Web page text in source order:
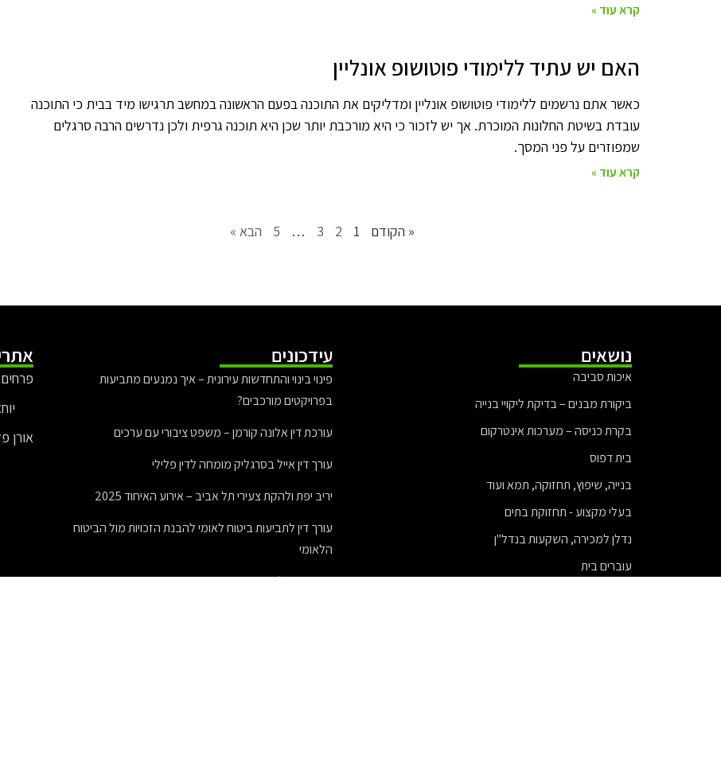
קרא עוד »
האם יש עתיד ללימודי פוטושופ אונליין
כאשר אתם נרשמים ללימודי פוטושופ אונליין ומדליקים את התוכנה בפעם הראשונה במחשב תרגישו מיד בבית כי התוכנה
עובדת בשיטת החלונות המוכרת. אך יש לזכור כי היא מורכבת יותר שכן היא תוכנה גרפית ולכן נדרשים הרבה סרגלים
שמפוזרים על פני המסך.
קרא עוד »
« הקודם 1
2
3
…
5 הבא »
נושאים
איכות סביבה
ביקורת מבנים – בדיקת ליקויי בנייה
בקרת כניסה – מערכות אינטרקום
בית דפוס
בנייה, שיפוץ, תחזוקה, תמא ועוד
בעלי מקצוע - תחזוקת בתים
נדלן למכירה, השקעות בנדל"ן
עוברים בית
עידכונים
פינוי בינוי והתחדשות עירונית – איך נמנעים מתביעות
בפרויקטים מורכבים?
עורכת דין אלונה קורמן – משפט ציבורי עם ערכים
עורך דין אייל בסרגליק מומחה לדין פלילי
יריב יפת ולהקת צעירי תל אביב – אירוע האיחוד 2025
עורך דין לתביעות ביטוח לאומי להבנת הזכויות מול הביטוח
הלאומי
אקזיט מוצלח – כך תעשו אקזיט בצורה נכונה ומדוייקת
אורן